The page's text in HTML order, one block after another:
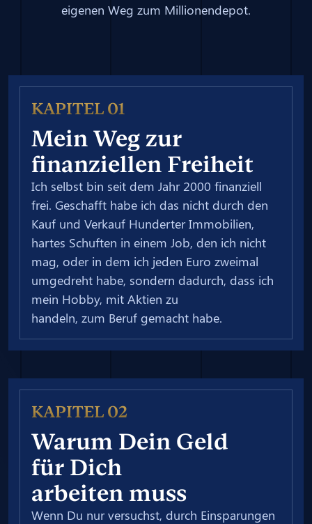
eigenen Weg zum Millionendepot.
KAPITEL 01
Mein Weg zur
finanziellen Freiheit
Ich selbst bin seit dem Jahr 2000 finanziell
frei. Geschafft habe ich das nicht durch den
Kauf und Verkauf Hunderter Immobilien,
hartes Schuften in einem Job, den ich nicht
mag, oder in dem ich jeden Euro zweimal
umgedreht habe, sondern dadurch, dass ich
mein Hobby, mit Aktien zu
handeln, zum Beruf gemacht habe.
KAPITEL 02
Warum Dein Geld
für Dich
arbeiten muss
Wenn Du nur versuchst, durch Einsparungen